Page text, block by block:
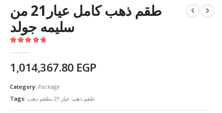
طقم ذهب كامل عيار21 من
سليمه جولد
1,014,367.80 EGP
Category: Package
Tags: طقم ذهب, طقم ذهب عيار 21